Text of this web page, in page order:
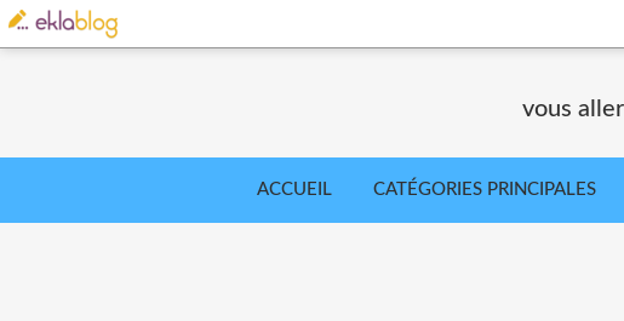
vous
ACCUEIL CATÉGORIES PRINCIPALES